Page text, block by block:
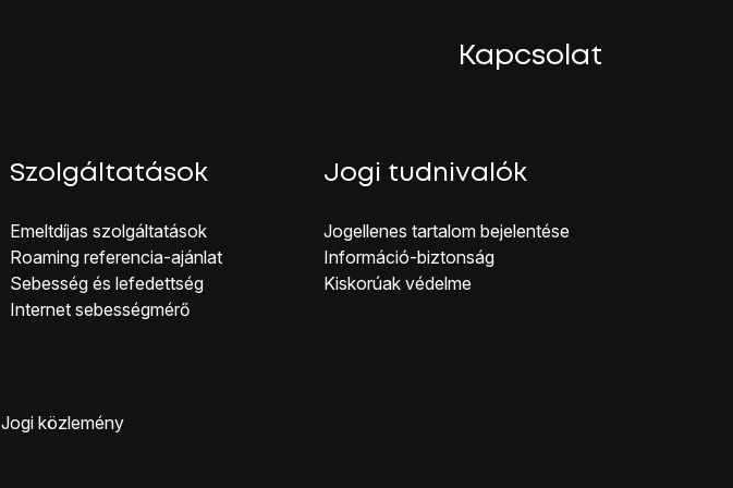
Kapcsolat
Szolgáltatások
Emeltdíjas szolgáltatások
Roaming referencia-ajánlat
Sebesség és lefedettség
Internet sebességmérő
Jogi tudnivalók
Jogellenes ta rtalom bejelentése
Inf ormáció-biztonság
Kiskorúak véd elme
Jogi közlemény